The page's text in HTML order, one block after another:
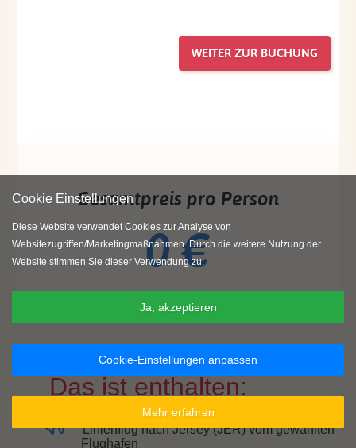
Cookie Einstellungen
Diese Website verwendet Cookies zur Analyse von
Websitezugriffen/Marketingmaßnahmen. Durch die weitere Nutzung der
Website stimmen Sie dieser Verwendung zu.
Ja, akzeptieren
Cookie-Einstellungen anpassen
Mehr erfahren
Gesamtpreis pro Person
0 €
Das ist enthalten:
Linienflug nach Jersey (JER) vom gewählten
Flughafen